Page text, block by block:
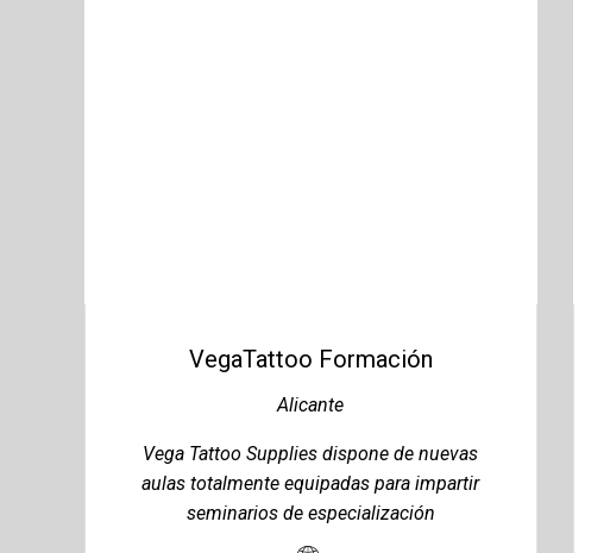
VegaTattoo Formación
Alicante
Vega Tattoo Supplies dispone de nuevas
aulas totalmente equipadas para impartir
seminarios de especialización